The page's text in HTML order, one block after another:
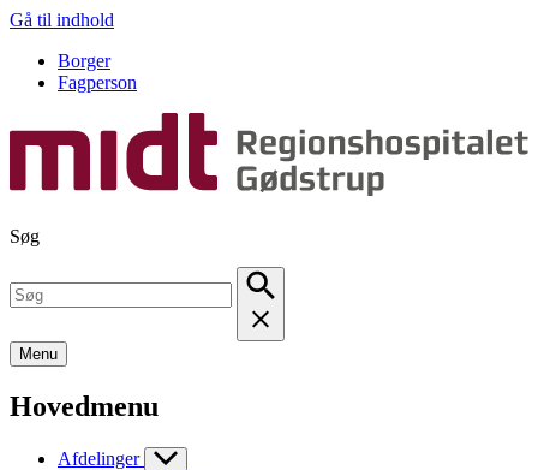
Gå til indhold
Borger
Fagperson
Søg
Menu
Hovedmenu
Afdelinger